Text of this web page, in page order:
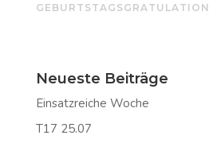
GEBURTSTAGSGRATULATION
Neueste Beiträge
Einsatzreiche Woche
T17 25.07